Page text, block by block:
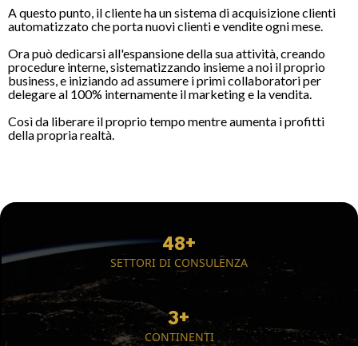
A questo punto, il cliente ha un sistema di acquisizione clienti
automatizzato che porta nuovi clienti e vendite ogni mese.
Ora può dedicarsi all'espansione della sua attività, creando
procedure interne, sistematizzando insieme a noi il proprio
business, e iniziando ad assumere i primi collaboratori per
delegare al 100% internamente il marketing e la vendita.
Così da liberare il proprio tempo mentre aumenta i profitti
della propria realtà.
48+
SETTORI DI CONSULENZA
3+
CONTINENTI